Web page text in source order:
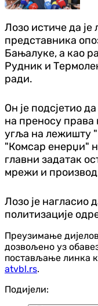
Лозо истиче да
представника
Бањалуке, а као
Рудник и
ради.
Он је подсјетио
на преносу права
угља на лежишту
"Комсар енерџи"
главни задатак
мрежи и
Лозо је нагласио
политизације
Преузимање
дозвољено уз
постављање линка
atvbl.rs.
Подијели: